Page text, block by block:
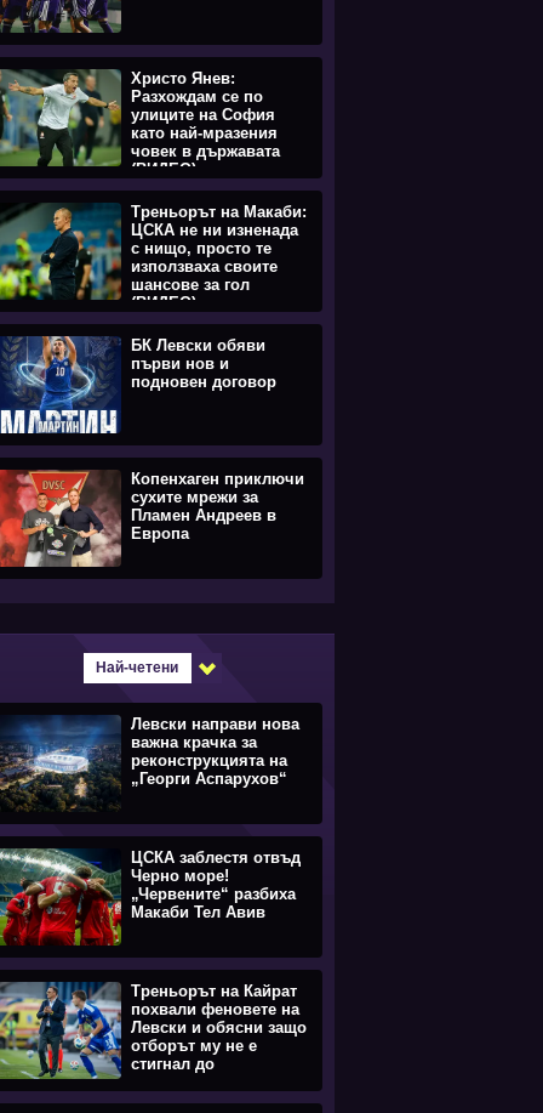
Христо Янев:
Разхождам се по
улиците на София
като най-мразения
човек в държавата
(ВИДЕО)
Треньорът на Макаби:
ЦСКА не ни изненада
с нищо, просто те
използваха своите
шансове за гол
(ВИДЕО)
БК Левски обяви
първи нов и
подновен договор
Копенхаген приключи
сухите мрежи за
Пламен Андреев в
Европа
Най-четени
Левски направи нова
важна крачка за
реконструкцията на
„Георги Аспарухов“
ЦСКА заблестя отвъд
Черно море!
„Червените“ разбиха
Макаби Тел Авив
Треньорът на Кайрат
похвали феновете на
Левски и обясни защо
отборът му не е
стигнал до